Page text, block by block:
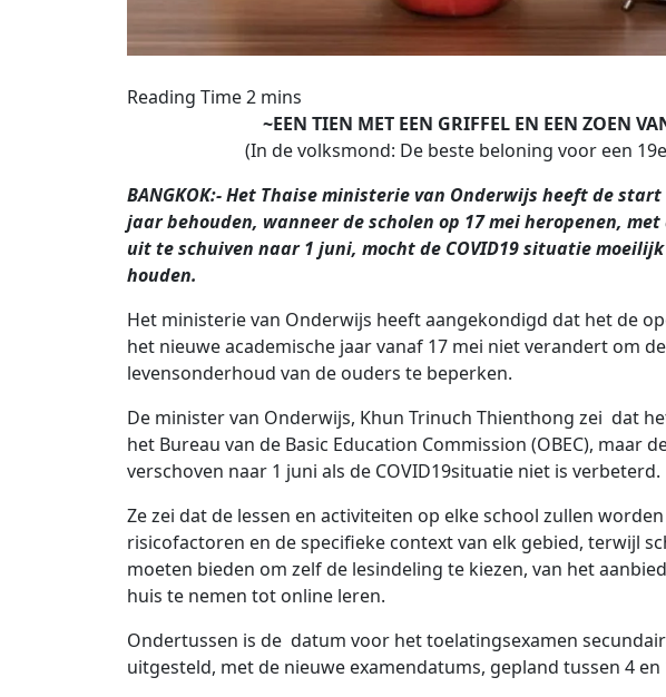
~EEN TIEN MET EEN GRIFFEL EN EEN ZOEN
(In de volksmond: De beste beloning voor een
BANGKOK:- Het Thaise ministerie van Onderwijs heeft de
jaar behouden, wanneer de scholen op 17 mei heropenen,
uit te schuiven naar 1 juni, mocht de COVID19 situatie
houden.
Het ministerie van Onderwijs heeft aangekondigd dat het de
het nieuwe academische jaar vanaf 17 mei niet verandert om
levensonderhoud van de ouders te beperken.
De minister van Onderwijs, Khun Trinuch Thienthong zei dat
het Bureau van de Basic Education Commission (OBEC), maar
verschoven naar 1 juni als de COVID19situatie niet is verbeterd.
Ze zei dat de lessen en activiteiten op elke school zullen
risicofactoren en de specifieke context van elk gebied, terwijl
moeten bieden om zelf de lesindeling te kiezen, van het
huis te nemen tot online leren.
Ondertussen is de datum voor het toelatingsexamen
uitgesteld, met de nieuwe examendatums, gepland tussen 4 en